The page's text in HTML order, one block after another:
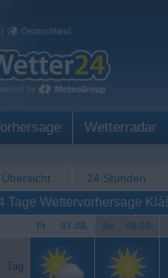
| Deutschland
Wetterradar
Übersicht 24 Stunden
Tage Wettervorhersage
Fr. 07.08. Sa. 08.08.
Tag